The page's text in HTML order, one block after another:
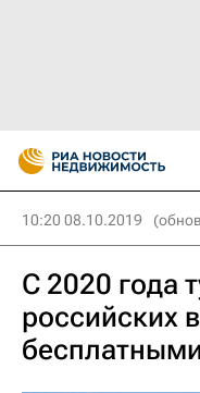
10:20 08.10.2019
С 2020 года
российских